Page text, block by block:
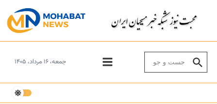
جمعه، ۱۶ مرداد، ۱۴۰۵